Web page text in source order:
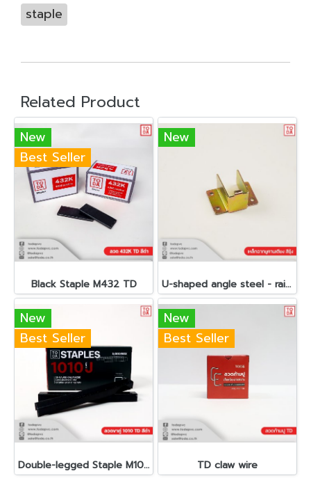
staple
Related Product
New
Best Seller
Black Staple M432 TD
New
U-shaped angle steel - rainbow color
New
Best Seller
Double-legged Staple M1010 TD Black
New
Best Seller
TD claw wire